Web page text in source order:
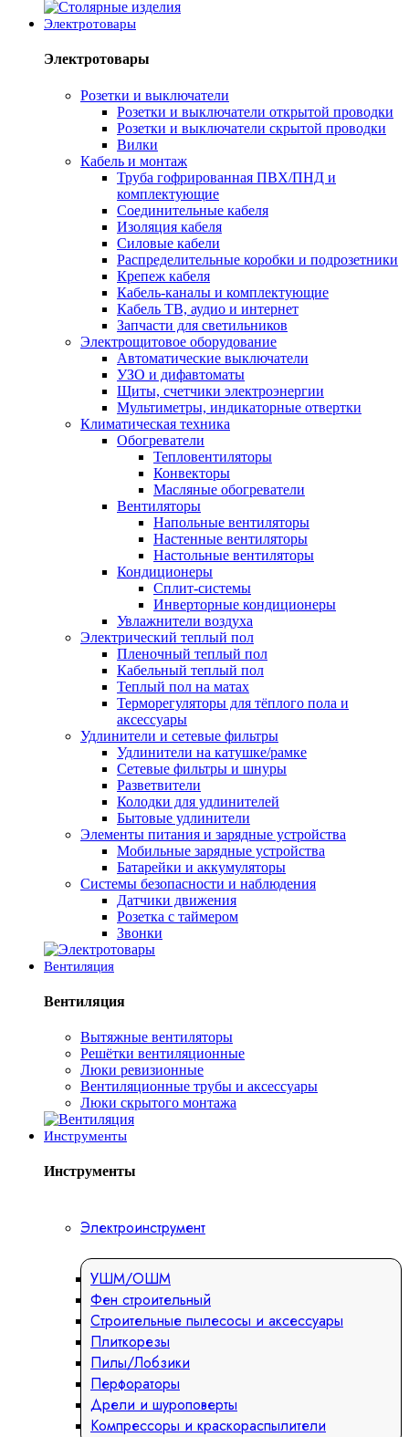
Электротовары
Электротовары
Розетки и выключатели
Розетки и выключатели открытой проводки
Розетки и выключатели скрытой проводки
Вилки
Кабель и монтаж
Труба гофрированная ПВХ/ПНД и
комплектующие
Соединительные кабеля
Изоляция кабеля
Силовые кабели
Распределительные коробки и подрозетники
Крепеж кабеля
Кабель-каналы и комплектующие
Кабель ТВ, аудио и интернет
Запчасти для светильников
Электрощитовое оборудование
Автоматические выключатели
УЗО и дифавтоматы
Щиты, счетчики электроэнергии
Мультиметры, индикаторные отвертки
Климатическая техника
Обогреватели
Тепловентиляторы
Конвекторы
Масляные обогреватели
Вентиляторы
Напольные вентиляторы
Настенные вентиляторы
Настольные вентиляторы
Кондиционеры
Сплит-системы
Инверторные кондиционеры
Увлажнители воздуха
Электрический теплый пол
Пленочный теплый пол
Кабельный теплый пол
Теплый пол на матах
Терморегуляторы для тёплого пола и
аксессуары
Удлинители и сетевые фильтры
Удлинители на катушке/рамке
Сетевые фильтры и шнуры
Разветвители
Колодки для удлинителей
Бытовые удлинители
Элементы питания и зарядные устройства
Мобильные зарядные устройства
Батарейки и аккумуляторы
Системы безопасности и наблюдения
Датчики движения
Розетка с таймером
Звонки
Вентиляция
Вентиляция
Вытяжные вентиляторы
Решётки вентиляционные
Люки ревизионные
Вентиляционные трубы и аксессуары
Люки скрытого монтажа
Инструменты
Инструменты
Электроинструмент
УШМ/ОШМ
Фен строительный
Строительные пылесосы и аксессуары
Плиткорезы
Пилы/Лобзики
Перфораторы
Дрели и шуроповерты
Компрессоры и краскораспылители